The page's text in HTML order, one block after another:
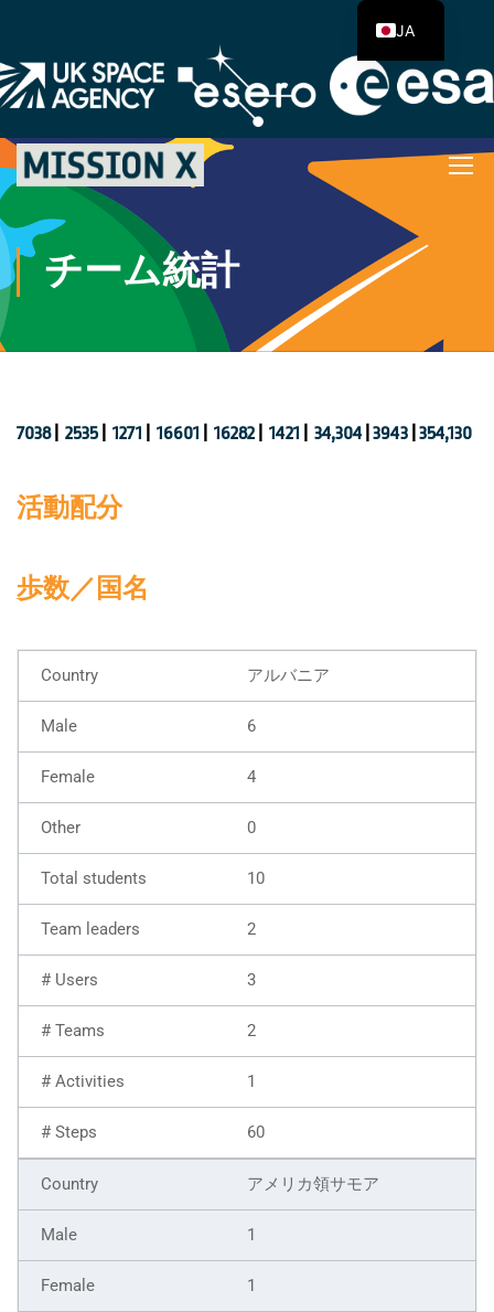
チーム統計
7038 2535 1271 16601 16282 1421 34,304 3943 354,130
活動配分
歩数／国名
アルバニア
6
4
0
10
2
3
2
1
60
アメリカ領サモア
1
1
JA